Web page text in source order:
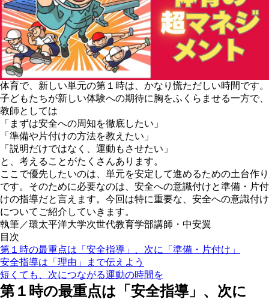
体育で、新しい単元の第１時は、かなり慌ただしい時間です。
子どもたちが新しい体験への期待に胸をふくらませる一方で、
教師としては
「まずは安全への周知を徹底したい」
「準備や片付けの方法を教えたい」
「説明だけではなく、運動もさせたい」
と、考えることがたくさんあります。
ここで優先したいのは、単元を安定して進めるための土台作り
です。そのために必要なのは、安全への意識付けと準備・片付
けの指導だと言えます。今回は特に重要な、安全への意識付け
についてご紹介していきます。
執筆／環太平洋大学次世代教育学部講師・中安翼
目次
第１時の最重点は「安全指導」、次に「準備・片付け」
安全指導は「理由」まで伝えよう
短くても、次につながる運動の時間を
第１時の最重点は「安全指導」、次に